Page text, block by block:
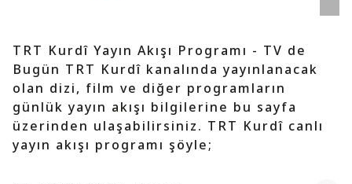
TRT Kurdî Yayın Akışı Programı - TV de
Bugün TRT Kurdî kanalında yayınlanacak
olan dizi, film ve diğer programların
günlük yayın akışı bilgilerine bu sayfa
üzerinden ulaşabilirsiniz. TRT Kurdî canlı
yayın akışı programı şöyle;